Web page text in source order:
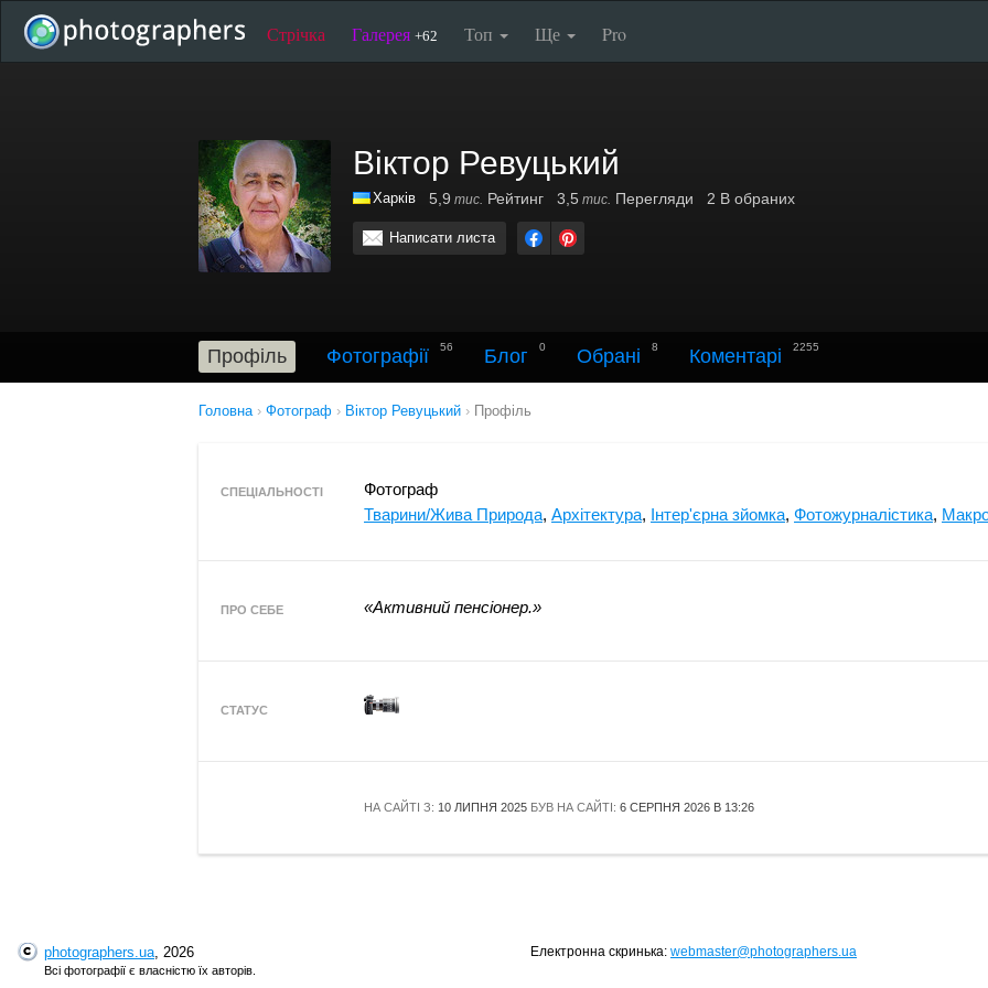
Стрічка Галерея +62 Топ Ще Pro
Вiктор Ревуцький
Харків 5,9 тис. Рейтинг 3,5 тис. Перегляди 2 В обраних
Написати листа
Профіль Фотографії 56 Блог 0 Обрані 8 Коментарі 2255
Головна› Фотограф › Вiктор Ревуцький › Профіль
СПЕЦІАЛЬНОСТІ
Фотограф
Тварини/Жива Природа, Архітектура, Інтер'єрна зйомка, Фотожурналістика,
ПРО СЕБЕ «Активний пенсіонер.»
СТАТУС
НА САЙТІ З: 10 ЛИПНЯ 2025 БУВ НА САЙТІ: 6 СЕРПНЯ 2026 В 13:26
photographers.ua, 2026
Всі фотографії є власністю їх авторів.
Електронна скринька: webmaster@photographers.ua